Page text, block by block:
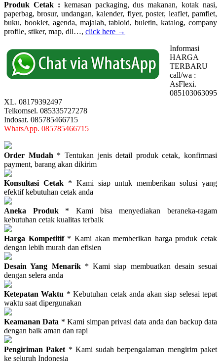
Produk Cetak : kemasan packaging, dus makanan, kotak nasi,
paperbag, brosur, undangan, kalender, flyer, poster, leaflet, pamflet,
buku, booklet, agenda, majalah, tabloid, buletin, katalog, company
profile, stiker, map, dll…, click here →
Informasi
HARGA
TERBARU
call/wa :
AsFlexi.
085103063095
XL. 08179392497
Telkomsel. 085335727278
Indosat. 085785466715
WhatsApp. 085785466715
Order Mudah * Tentukan jenis detail produk cetak, konfirmasi
payment, barang akan dikirim
Konsultasi Cetak* Kami siap untuk memberikan solusi yang
efektif kebutuhan cetak anda
Aneka Produk * Kami bisa menyediakan beraneka-ragam
kebutuhan cetak kualitas terbaik
Harga Kompetitif* Kami akan memberikan harga produk cetak
dengan lebih murah dan efisien
Desain Yang Menarik* Kami siap membuatkan desain sesuai
dengan selera anda
Ketepatan Waktu * Kebutuhan cetak anda akan siap selesai tepat
waktu saat dipergunakan
Keamanan Data * Kami simpan privasi data anda dan backup data
dengan baik aman dan rapi
Pengiriman Paket * Kami sudah berpengalaman mengirim paket
ke seluruh Indonesia